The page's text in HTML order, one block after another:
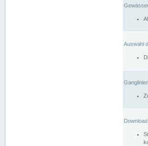
Auswahl
Download